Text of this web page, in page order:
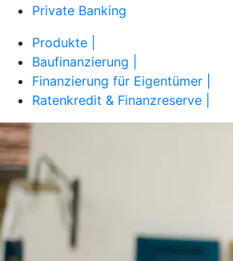
Private Banking
Produkte |
Baufinanzierung |
Finanzierung für Eigentümer |
Ratenkredit & Finanzreserve |